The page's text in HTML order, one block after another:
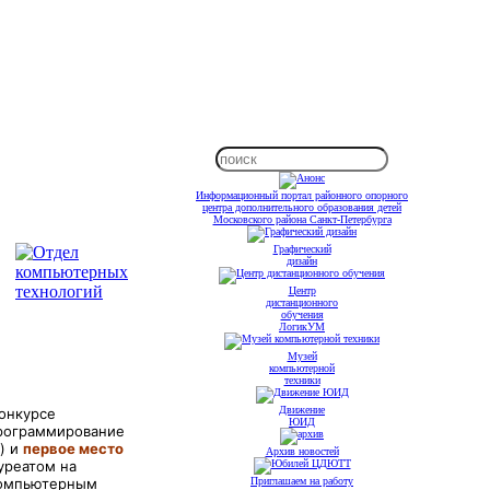
и первое место
на
Информационный портал районного опорного
центра дополнительного образования детей
Московского района Санкт-Петербурга
Графический
дизайн
Центр
дистанционного
обучения
ЛогикУМ
Музей
компьютерной
техники
Движение
ЮИД
Архив новостей
Приглашаем на работу